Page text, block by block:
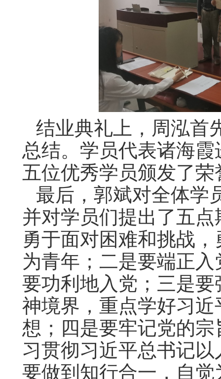
结业典礼上，周泓首
总结。学员代表诸海
五位优秀学员颁发了荣
最后，郭斌对全体学
并对学员们提出了五
勇于面对困难和挑战
为青年；二是要端正
要功利地入党；三是
神境界，重点学好习
想；四是要牢记党的
习贯彻习近平总书记
要做到知行合一，自